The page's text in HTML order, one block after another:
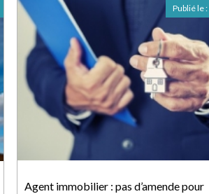
Agent immobilier : pas d’amende pour
Publié le :